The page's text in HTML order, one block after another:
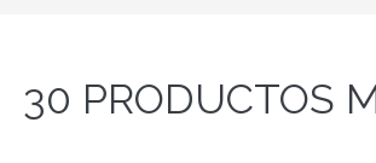
30 PRODUCTOS